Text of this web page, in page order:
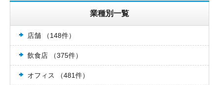
業種別一覧
店舗 （148件）
飲食店 （375件）
オフィス （481件）